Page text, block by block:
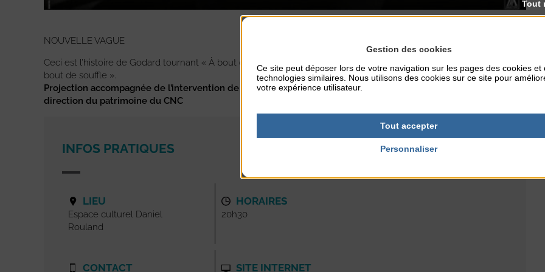
NOUVELLE VAGUE
Ceci est l’histoire de Godard tournant « À bout de souffle », racontée dans le style et l’esprit de Godard tournant « À
bout de souffle ».
Projection accompagnée de l’intervention de
Pierrette Lemoigne, chargée d’études documentaires à la
direction du patrimoine du CNC
INFOS PRATIQUES
LIEU
Espace culturel Daniel
Rouland
CONTACT
HORAIRES
20h30
SITE INTERNET
Gestion des cookies
Ce site peut déposer lors de votre navigation sur les pages des cookies et
technologies similaires. Nous utilisons des cookies sur ce site pour
votre expérience utilisateur.
Tout accepter
Tout
Personnaliser